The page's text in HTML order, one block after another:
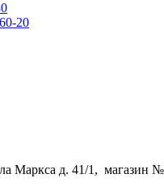
20
Маркса д. 41/1, магазин